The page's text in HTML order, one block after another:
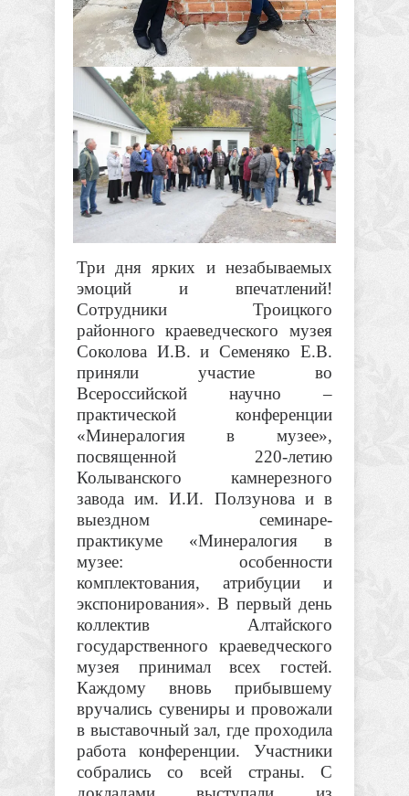
Три дня ярких и незабываемых
эмоций и впечатлений!
Сотрудники Троицкого
районного краеведческого музея
Соколова И.В. и Семеняко Е.В.
приняли участие во
Всероссийской научно –
практической конференции
«Минералогия в музее»,
посвященной 220-летию
Колыванского камнерезного
завода им. И.И. Ползунова и в
выездном семинаре-
практикуме «Минералогия в
музее: особенности
комплектования, атрибуции и
экспонирования». В первый день
коллектив Алтайского
государственного краеведческого
музея принимал всех гостей.
Каждому вновь прибывшему
вручались сувениры и провожали
в выставочный зал, где проходила
работа конференции. Участники
собрались со всей страны. С